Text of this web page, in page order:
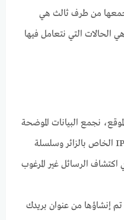
جمعها من طرف ثالث هي
الحالات التي نتعامل فيها
نجمع البيانات الموضحة
في نموذج التعليقات، وكذلك عنوان IP الخاص بالزائر وسلسلة
الرسائل غير المرغوب
إنشاؤها من عنوان بريدك